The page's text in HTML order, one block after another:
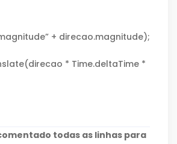
+ direcao.magnitude);
* Time.deltaTime *
todas as linhas para